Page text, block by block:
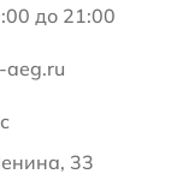
до 21:00
aeg.ru
33